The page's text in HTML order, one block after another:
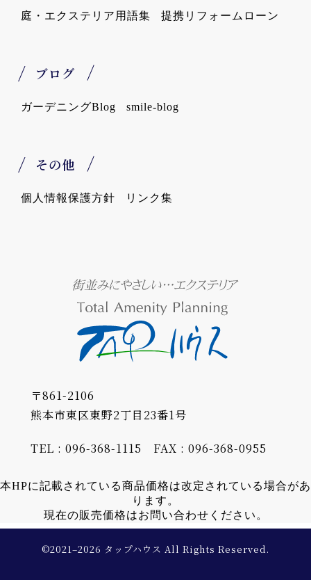
庭・エクステリア用語集
提携リフォームローン
ブログ
ガーデニングBlog smile-blog
その他
個人情報保護方針 リンク集
〒861-2106
熊本市東区東野2丁目23番1号
TEL : 096-368-1115 FAX : 096-368-0955
本HPに記載されている商品価格は改定されている場合があ
ります。
現在の販売価格はお問い合わせください。
©2021–2026 タップハウス All Rights Reserved.